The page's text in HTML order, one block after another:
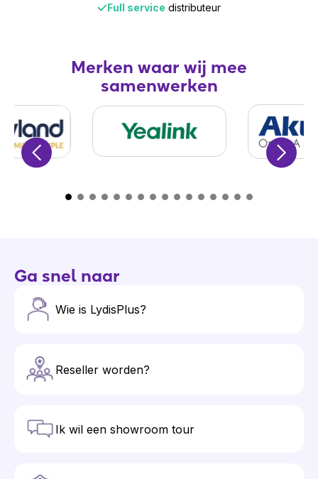
Merken waar wij mee
samenwerken
Ga snel naar
Wie is LydisPlus?
Reseller worden?
Ik wil een showroom tour